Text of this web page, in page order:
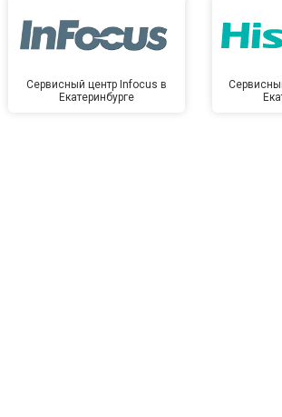
Сервисный центр Infocus в
Екатеринбурге